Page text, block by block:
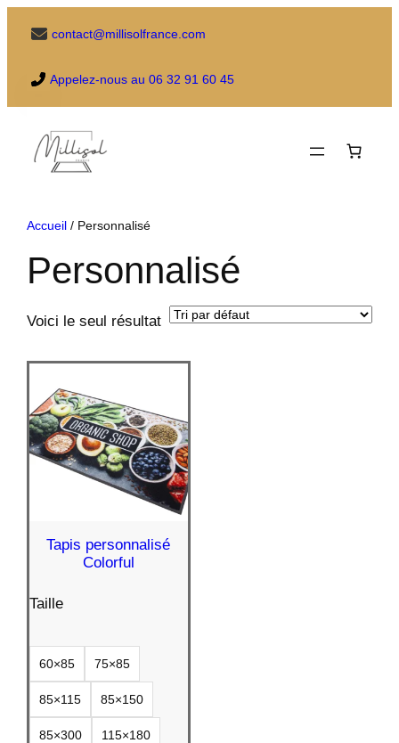
contact@millisolfrance.com
Appelez-nous au 06 32 91 60 45
Accueil/ Personnalisé
Personnalisé
Voici le seul résultat
Tapis personnalisé
Colorful
Taille
60×85 75×85
85×115 85×150
85×300 115×180